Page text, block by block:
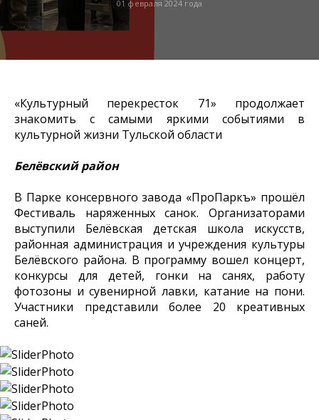
01 февраля 2024 года
«Культурный перекресток 71» продолжает
знакомить с самыми яркими событиями в
культурной жизни Тульской области
Белёвский район
В Парке консервного завода «ПроПаркъ» прошёл
Фестиваль наряженных санок. Организаторами
выступили Белёвская детская школа искусств,
районная администрация и учреждения культуры
Белёвского района. В программу вошел концерт,
конкурсы для детей, гонки на санях, работу
фотозоны и сувенирной лавки, катание на пони.
Участники представили более 20 креативных
саней.